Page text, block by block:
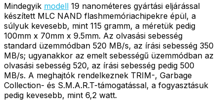
Mindegyik modell 19 nanométeres gyártási eljárással
készített MLC NAND flashmemóriachipekre épül, a
súlyuk kevesebb, mint 115 gramm, a méretük pedig
100mm x 70mm x 9.5mm. Az olvasási sebesség
standard üzemmódban 520 MB/s, az írási sebesség 350
MB/s; ugyanakkor az emelt sebességű üzemmódban az
olvasási sebesség 520, az írási sebesség pedig 500
MB/s. A meghajtók rendelkeznek TRIM-, Garbage
Collection- és S.M.A.R.T-támogatással, a fogyasztásuk
pedig kevesebb, mint 6,2 watt.